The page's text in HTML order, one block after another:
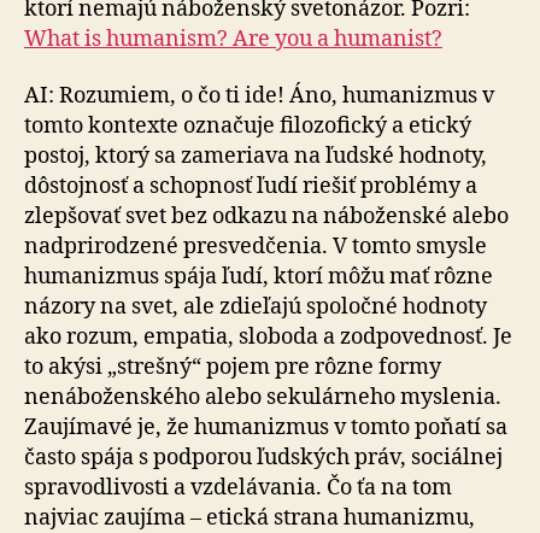
ktorí nemajú náboženský svetonázor. Pozri:
What is humanism? Are you a humanist?
AI: Rozumiem, o čo ti ide! Áno, humanizmus v
tomto kontexte označuje filozofický a etický
postoj, ktorý sa zameriava na ľudské hodnoty,
dôstojnosť a schopnosť ľudí riešiť problémy a
zlepšovať svet bez odkazu na ná­bo­žen­ské alebo
nadprirodzené presvedčenia. V tomto smysle
humanizmus spája ľudí, ktorí môžu mať rôzne
názory na svet, ale zdieľajú spoločné hodnoty
ako rozum, empatia, sloboda a zodpovednosť. Je
to akýsi „strešný“ pojem pre rôzne formy
nenáboženského alebo sekulárneho mys­le­nia.
Zaujímavé je, že humanizmus v tomto poňatí sa
často spája s podporou ľudských práv, sociálnej
spravodlivosti a vzdelávania. Čo ťa na tom
najviac zaujíma – etická strana humanizmu,